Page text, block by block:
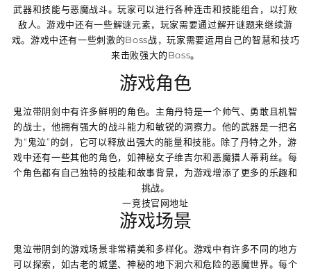
武器和技能与恶魔战斗。玩家可以进行各种连击和技能组合，以打败
敌人。游戏中还有一些解谜元素，玩家需要通过解开谜题来继续游
戏。游戏中还有一些刺激的Boss战，玩家需要运用自己的智慧和技巧
来击败强大的Boss。
游戏角色
鬼泣带阴剑中有许多鲜明的角色。主角丹特是一个帅气、勇敢且机智
的战士，他拥有强大的战斗能力和敏锐的洞察力。他的武器是一把名
为“鬼泣”的剑，它可以释放出强大的能量和技能。除了丹特之外，游
戏中还有一些其他的角色，如神秘女子维吉尔和恶魔猎人蒂莉丝。每
个角色都有自己独特的技能和故事背景，为游戏增添了更多的乐趣和
挑战。
一竞技官网地址
游戏场景
鬼泣带阴剑的游戏场景非常精美和多样化。游戏中有许多不同的地方
可以探索，如古老的城堡、神秘的地下洞穴和危险的恶魔世界。每个